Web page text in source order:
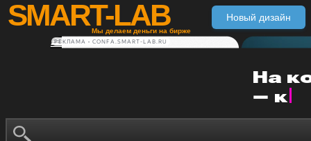
SMART-LAB
Мы делаем деньги на бирже
Новый дизайн
РЕКЛАМА • CONFA.SMART-LAB.RU